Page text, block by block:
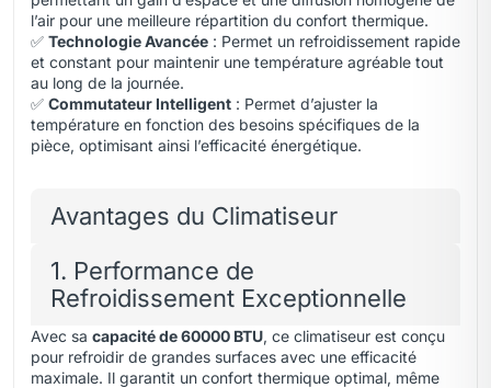
l’air pour une meilleure répartition du confort thermique.
✅ Technologie Avancée : Permet un refroidissement rapide
et constant pour maintenir une température agréable tout
au long de la journée.
✅ Commutateur Intelligent : Permet d’ajuster la
température en fonction des besoins spécifiques de la
pièce, optimisant ainsi l’efficacité énergétique.
Avantages du Climatiseur
1. Performance de
Refroidissement Exceptionnelle
Avec sa capacité de 60000 BTU, ce climatiseur est conçu
pour refroidir de grandes surfaces avec une efficacité
maximale. Il garantit un confort thermique optimal, même